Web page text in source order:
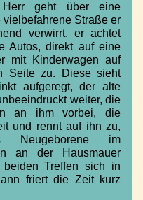
geht über eine
vielbefahrene Straße er
verwirrt, er achtet
Autos, direkt auf eine
mit Kinderwagen auf
Seite zu. Diese sieht
aufgeregt, der alte
weiter, die
an ihm vorbei, die
und rennt auf ihn zu,
Neugeborene im
an der Hausmauer
Treffen sich in
friert die Zeit kurz